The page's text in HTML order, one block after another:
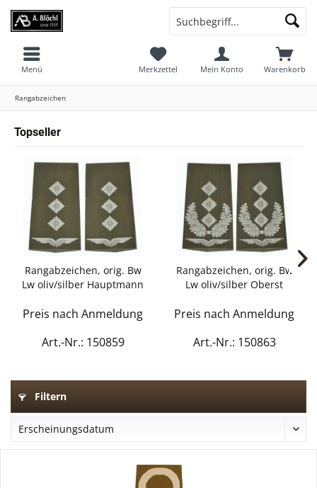
Warenkorb
Merkzettel Mein Konto
Menü
Rangabzeichen
Topseller
Rangabzeichen, orig. Bw
Lw oliv/silber Hauptmann
Preis nach Anmeldung
Art.-Nr.: 150859
Rangabzeichen, orig. Bw
Lw oliv/silber Oberst
Preis nach Anmeldung
Art.-Nr.: 150863
Filtern